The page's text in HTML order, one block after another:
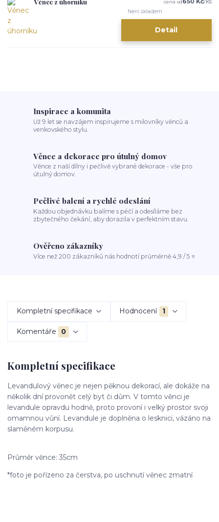
cena od
Není skladem
Detail
Inspirace a komunita
Už 9 let se navzájem inspirujeme s milovníky věnců a
venkovského stylu.
Věnce a dekorace pro útulný domov
Věnce z naší dílny i pečlivě vybrané dekorace - vše pro
útulný domov.
Pečlivé balení a rychlé odeslání
Každou objednávku balíme s péčí a odesíláme bez
zbytečného čekání, aby dorazila v perfektním stavu.
Ověřeno zákazníky
Více než 200 zákazníků nás hodnotí průměrně 4,9 / 5 ⭐
Kompletní specifikace Hodnocení 1
Komentáře 0
Kompletní specifikace
Levandulový věnec je nejen pěknou dekorací, ale dokáže na
několik dní provonět celý byt či dům. V tomto věnci je
levandule opravdu hodně, proto provoní i velký prostor svoji
omamnou vůní. Levandule je doplněna o lesknici, vázáno na
slaměném korpusu.
Průměr věnce: 35cm
*foto je pořízeno za čerstva, po uschnutí věnec zmatní